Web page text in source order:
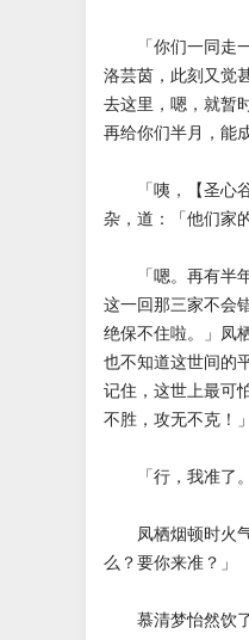
「你们一同走一
洛芸茵，此刻又觉
去这里，嗯，就暂
再给你们半月，能
「咦，【圣心谷
杂，道：「他们家
「嗯。再有半年
这一回那三家不会
绝保不住啦。」凤
也不知道这世间的
记住，这世上最可
不胜，攻无不克！」
「行，我准了。
凤栖烟顿时火气
么？要你来准？」
慕清梦怡然饮了